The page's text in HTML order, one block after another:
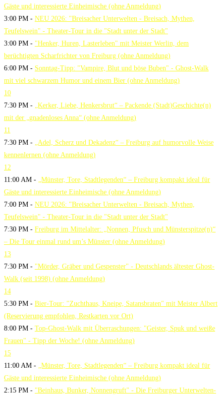
Gäste und interessierte Einheimische (ohne Anmeldung)
3:00 PM - NEU 2026: "Breisacher Unterwelten - Breisach, Mythen,
Teufelswein" - Theater-Tour in die "Stadt unter der Stadt"
3:00 PM - "Henker, Huren, Lasterleben" mit Meister Werlin, dem
berüchtigten Scharfrichter von Freiburg (ohne Anmeldung)
6:00 PM - Sonntag-Tipp: "Vampire, Blut und böse Buben" - Ghost-Walk
mit viel schwarzem Humor und einem Bier (ohne Anmeldung)
10
7:30 PM - „Kerker, Liebe, Henkersbrut“ – Packende (Stadt)Geschichte(n)
mit der „gnadenloses Anna“ (ohne Anmeldung)
11
7:30 PM - „Adel, Scherz und Dekadenz“ – Freiburg auf humorvolle Weise
kennenlernen (ohne Anmeldung)
12
11:00 AM - „Münster, Tore, Stadtlegenden“ – Freiburg kompakt ideal für
Gäste und interessierte Einheimische (ohne Anmeldung)
7:00 PM - NEU 2026: "Breisacher Unterwelten - Breisach, Mythen,
Teufelswein" - Theater-Tour in die "Stadt unter der Stadt"
7:30 PM - Freiburg im Mittelalter: „Nonnen, Pfusch und Münsterspitze(n)“
– Die Tour einmal rund um’s Münster (ohne Anmeldung)
13
7:30 PM - "Mörder, Gräber und Gespenster" - Deutschlands ältester Ghost-
Walk (seit 1998) (ohne Anmeldung)
14
5:30 PM - Bier-Tour: "Zuchthaus, Kneipe, Satansbraten" mit Meister Albert
(Reservierung empfohlen, Restkarten vor Ort)
8:00 PM - Top-Ghost-Walk mit Überraschungen: "Geister, Spuk und weiße
Frauen" - Tipp der Woche! (ohne Anmeldung)
15
11:00 AM - „Münster, Tore, Stadtlegenden“ – Freiburg kompakt ideal für
Gäste und interessierte Einheimische (ohne Anmeldung)
2:15 PM - "Beinhaus, Bunker, Nonnengruft" - Die Freiburger Unterwelten-